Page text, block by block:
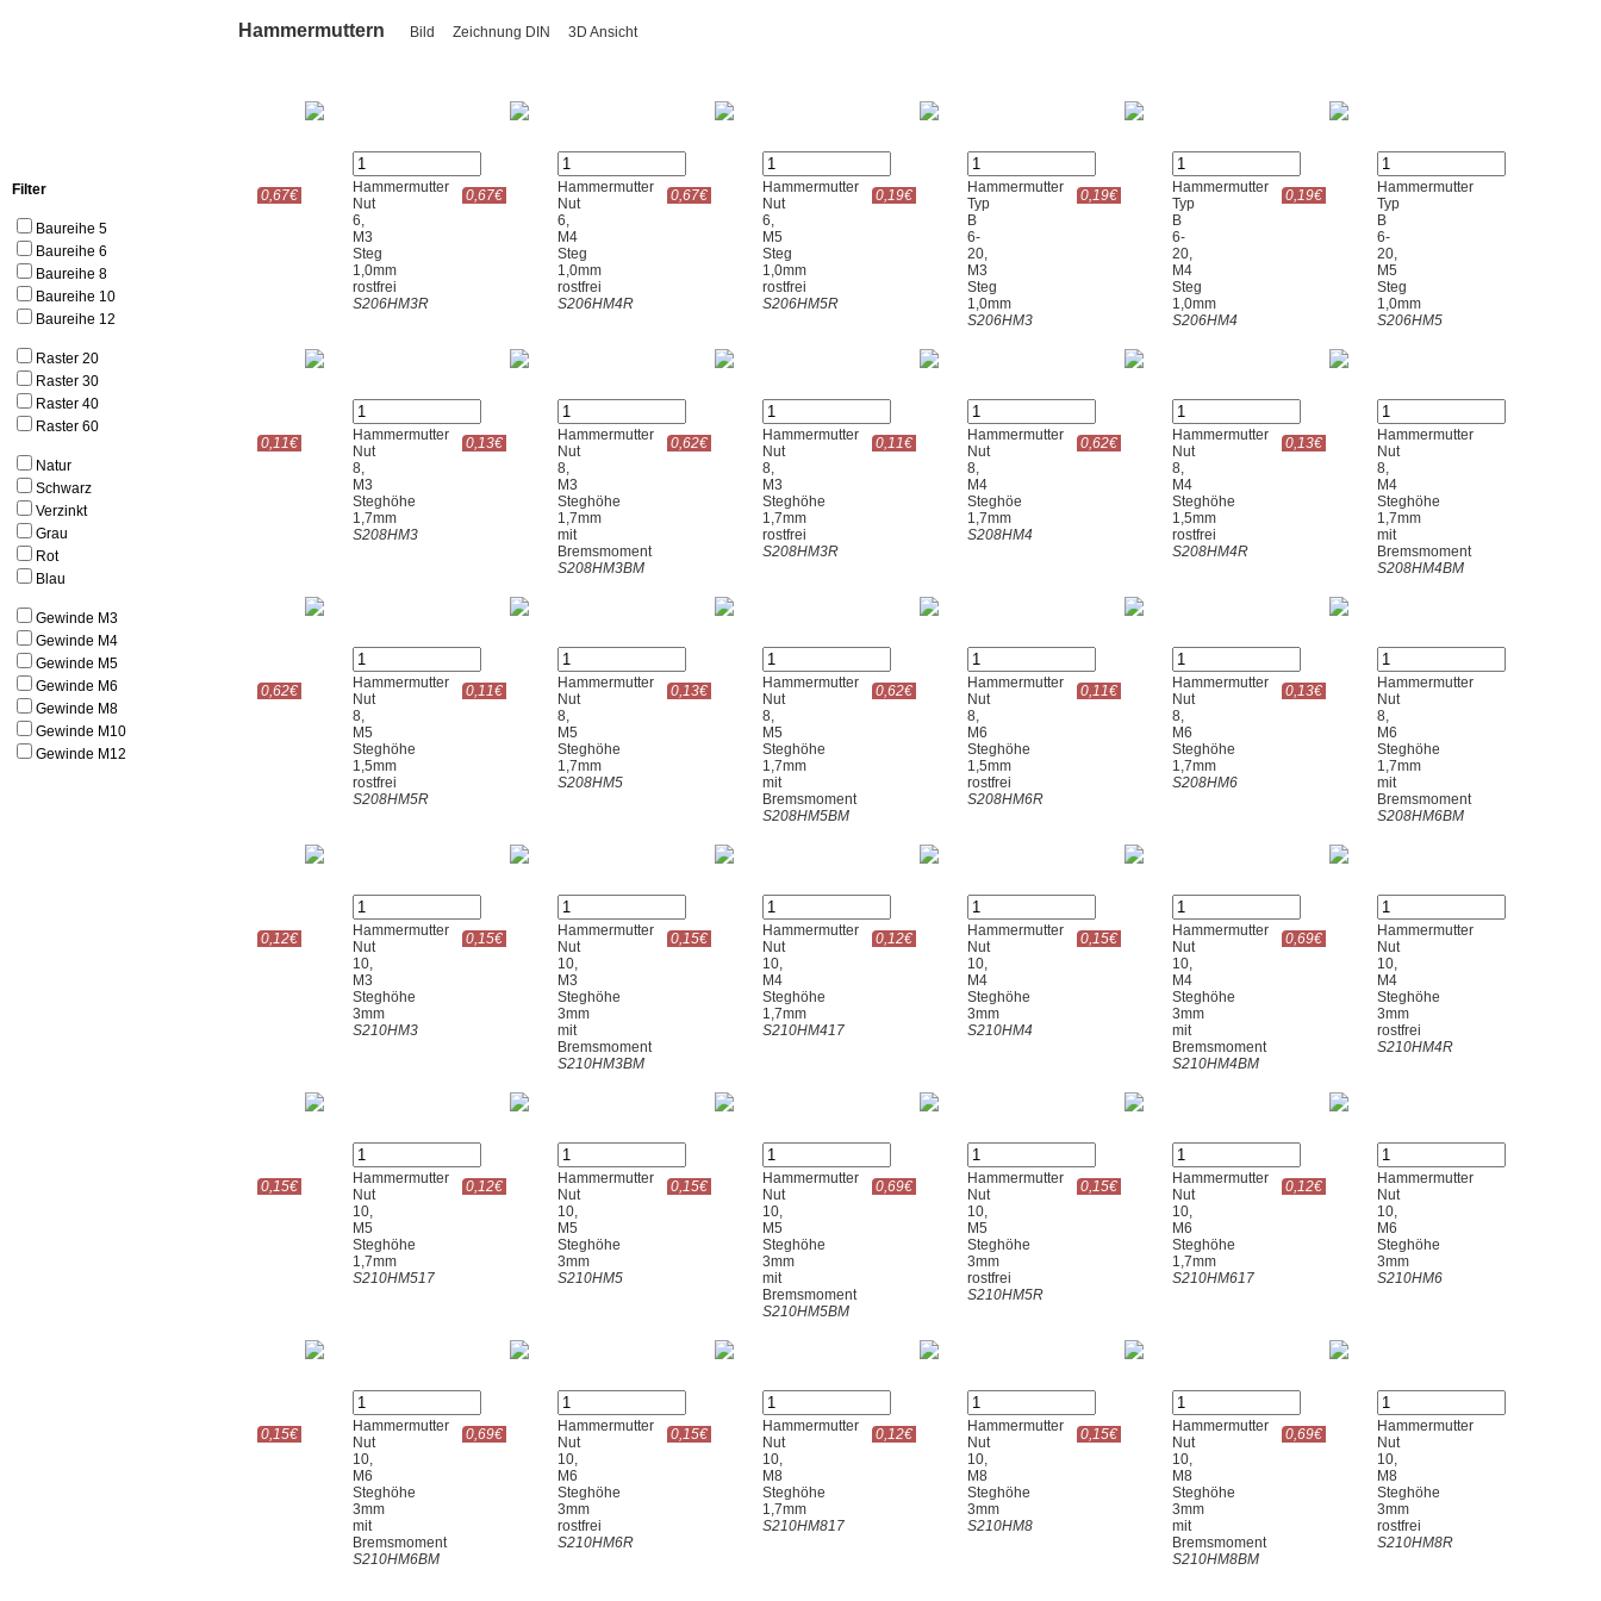
Hammermuttern Bild Zeichnung DIN 3D Ansicht
Hammermutter
Nut
6,
M3
Steg
1,0mm
rostfrei
S206HM3R
0,67€
Hammermutter
Nut
6,
M4
Steg
1,0mm
rostfrei
S206HM4R
0,67€
Hammermutter
Nut
6,
M5
Steg
1,0mm
rostfrei
S206HM5R
0,67€
Hammermutter
Typ
B
6-
20,
M3
Steg
1,0mm
S206HM3
0,19€
Hammermutter
Typ
B
6-
20,
M4
Steg
1,0mm
S206HM4
0,19€
Hammermutter
Typ
B
6-
20,
M5
Steg
1,0mm
S206HM5
0,19€
Hammermutter
Nut
8,
M3
Steghöhe
1,7mm
S208HM3
0,11€
Hammermutter
Nut
8,
M3
Steghöhe
1,7mm
mit
Bremsmoment
S208HM3BM
0,13€
Hammermutter
Nut
8,
M3
Steghöhe
1,7mm
rostfrei
S208HM3R
0,62€
Hammermutter
Nut
8,
M4
Steghöe
1,7mm
S208HM4
0,11€
Hammermutter
Nut
8,
M4
Steghöhe
1,5mm
rostfrei
S208HM4R
0,62€
Hammermutter
Nut
8,
M4
Steghöhe
1,7mm
mit
Bremsmoment
S208HM4BM
0,13€
Hammermutter
Nut
8,
M5
Steghöhe
1,5mm
rostfrei
S208HM5R
0,62€
Hammermutter
Nut
8,
M5
Steghöhe
1,7mm
S208HM5
0,11€
Hammermutter
Nut
8,
M5
Steghöhe
1,7mm
mit
Bremsmoment
S208HM5BM
0,13€
Hammermutter
Nut
8,
M6
Steghöhe
1,5mm
rostfrei
S208HM6R
0,62€
Hammermutter
Nut
8,
M6
Steghöhe
1,7mm
S208HM6
0,11€
Hammermutter
Nut
8,
M6
Steghöhe
1,7mm
mit
Bremsmoment
S208HM6BM
0,13€
Hammermutter
Nut
10,
M3
Steghöhe
3mm
S210HM3
0,12€
Hammermutter
Nut
10,
M3
Steghöhe
3mm
mit
Bremsmoment
S210HM3BM
0,15€
Hammermutter
Nut
10,
M4
Steghöhe
1,7mm
S210HM417
0,15€
Hammermutter
Nut
10,
M4
Steghöhe
3mm
S210HM4
0,12€
Hammermutter
Nut
10,
M4
Steghöhe
3mm
mit
Bremsmoment
S210HM4BM
0,15€
Hammermutter
Nut
10,
M4
Steghöhe
3mm
rostfrei
S210HM4R
0,69€
Hammermutter
Nut
10,
M5
Steghöhe
1,7mm
S210HM517
0,15€
Hammermutter
Nut
10,
M5
Steghöhe
3mm
S210HM5
0,12€
Hammermutter
Nut
10,
M5
Steghöhe
3mm
mit
Bremsmoment
S210HM5BM
0,15€
Hammermutter
Nut
10,
M5
Steghöhe
3mm
rostfrei
S210HM5R
0,69€
Hammermutter
Nut
10,
M6
Steghöhe
1,7mm
S210HM617
0,15€
Hammermutter
Nut
10,
M6
Steghöhe
3mm
S210HM6
0,12€
Hammermutter
Nut
10,
M6
Steghöhe
3mm
mit
Bremsmoment
S210HM6BM
0,15€
Hammermutter
Nut
10,
M6
Steghöhe
3mm
rostfrei
S210HM6R
0,69€
Hammermutter
Nut
10,
M8
Steghöhe
1,7mm
S210HM817
0,15€
Hammermutter
Nut
10,
M8
Steghöhe
3mm
S210HM8
0,12€
Hammermutter
Nut
10,
M8
Steghöhe
3mm
mit
Bremsmoment
S210HM8BM
0,15€
Hammermutter
Nut
10,
M8
Steghöhe
3mm
rostfrei
S210HM8R
0,69€
Filter
Baureihe 5
Baureihe 6
Baureihe 8
Baureihe 10
Baureihe 12
Raster 20
Raster 30
Raster 40
Raster 60
Natur
Schwarz
Verzinkt
Grau
Rot
Blau
Gewinde M3
Gewinde M4
Gewinde M5
Gewinde M6
Gewinde M8
Gewinde M10
Gewinde M12